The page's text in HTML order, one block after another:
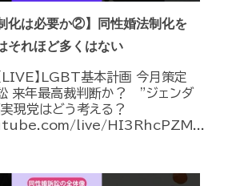
化は必要か②】同性婚法制化を
それほど多くはない
】LGBT基本計画 今月策定
来年最高裁判断か？ ”ジェンダ
現党はどう考える？
live/HI3RhcPZM...